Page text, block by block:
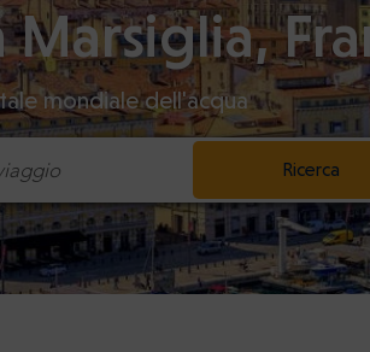
mondiale dell'acqua
Ricerca